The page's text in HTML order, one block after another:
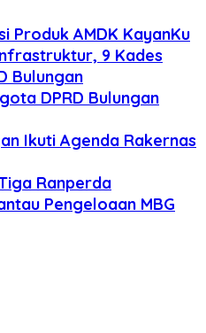
Produk AMDK KayanKu
9 Kades
Bulungan
DPRD Bulungan
Ikuti Agenda Rakernas
Ranperda
Pengeloaan MBG